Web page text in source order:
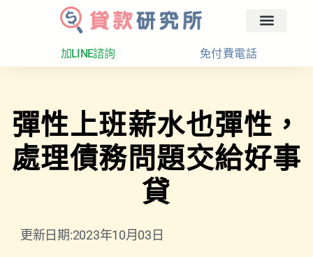
加LINE諮詢 免付費電話
彈性上班薪水也彈性，
處理債務問題交給好事
貸
更新日期:2023年10月03日